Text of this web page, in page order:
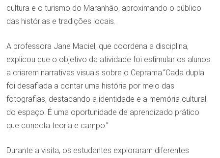
cultura e o turismo do Maranhão, aproximando o público
das histórias e tradições locais.
A professora Jane Maciel, que coordena a disciplina,
explicou que o objetivo da atividade foi estimular os alunos
a criarem narrativas visuais sobre o Ceprama.“Cada dupla
foi desafiada a contar uma história por meio das
fotografias, destacando a identidade e a memória cultural
do espaço. É uma oportunidade de aprendizado prático
que conecta teoria e campo.”
Durante a visita, os estudantes exploraram diferentes